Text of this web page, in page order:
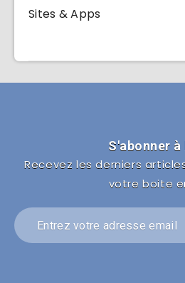
Sites & Apps
S'abonner à
Recevez les derniers
votre boite